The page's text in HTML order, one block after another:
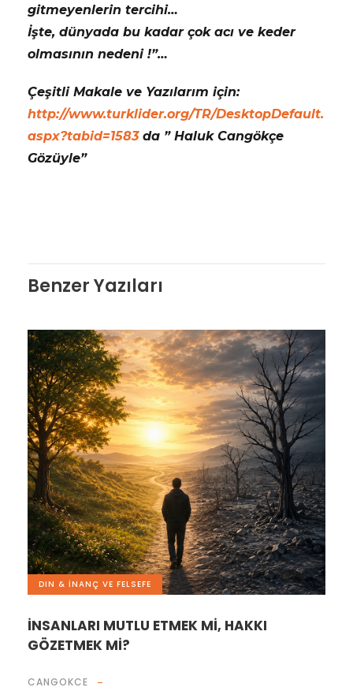
gitmeyenlerin tercihi…
İşte, dünyada bu kadar çok acı ve keder
olmasının nedeni !”…
Çeşitli Makale ve Yazılarım için:
http://www.turklider.org/TR/DesktopDefault.
aspx?tabid=1583da ” Haluk Cangökçe
Gözüyle”
Benzer Yazıları
DIN & İNANÇ VE FELSEFE
İNSANLARI MUTLU ETMEK Mİ, HAKKI
GÖZETMEK Mİ?
CANGOKCE